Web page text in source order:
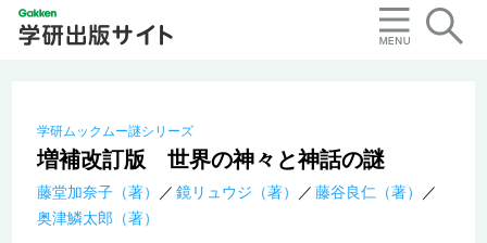
学研ムックムー謎シリーズ
増補改訂版 世界の神々と神話の謎
藤堂加奈子（著） 鏡リュウジ（著）
藤谷良仁（著）
奥津鱗太郎（著）